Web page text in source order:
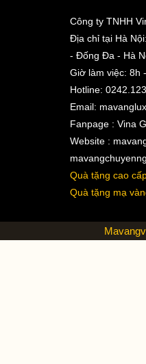
Công ty TNHH
Địa chỉ tại Hà
- Đống Đa - Hà
Giờ làm việc: 8h
Hotline:
Email:
Fanpage : Vina
Website :
Quà tặng cao
Quà tặng mạ